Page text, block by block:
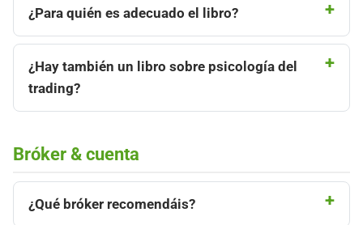
¿Para quién es adecuado el libro?
¿Hay también un libro sobre psicología del
trading?
Bróker & cuenta
¿Qué bróker recomendáis?